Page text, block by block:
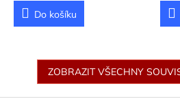
Do košíku
ZOBRAZIT VŠECHNY